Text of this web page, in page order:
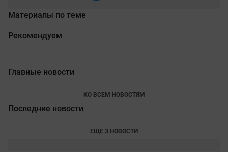
Материалы по теме
Рекомендуем
Главные новости
КО ВСЕМ НОВОСТЯМ
Последние новости
ЕЩЕ 3 НОВОСТИ